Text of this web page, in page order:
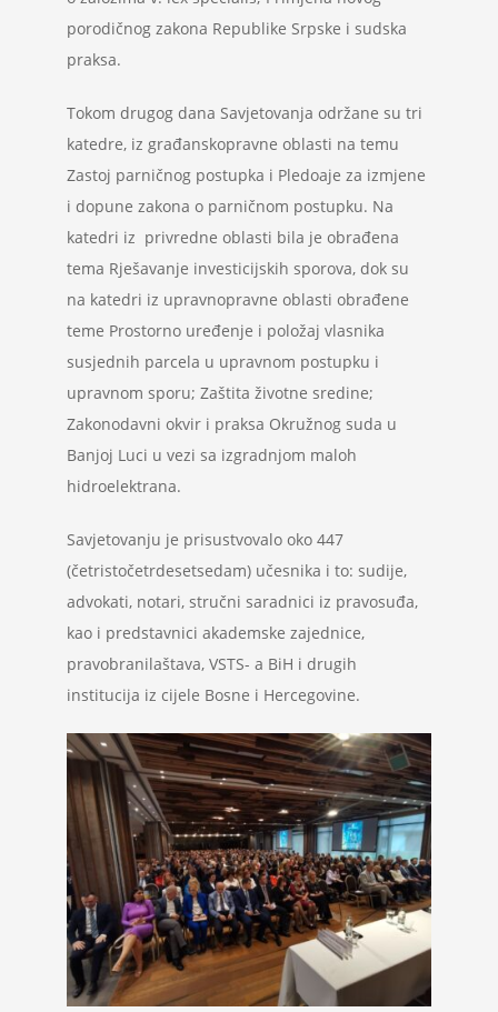
porodičnog zakona Republike Srpske i sudska
praksa.
Tokom drugog dana Savjetovanja održane su tri
katedre, iz građanskopravne oblasti na temu
Zastoj parničnog postupka i Pledoaje za izmjene
i dopune zakona o parničnom postupku. Na
katedri iz privredne oblasti bila je obrađena
tema Rješavanje investicijskih sporova, dok su
na katedri iz upravnopravne oblasti obrađene
teme Prostorno uređenje i položaj vlasnika
susjednih parcela u upravnom postupku i
upravnom sporu; Zaštita životne sredine;
Zakonodavni okvir i praksa Okružnog suda u
Banjoj Luci u vezi sa izgradnjom maloh
hidroelektrana.
Savjetovanju je prisustvovalo oko 447
(četristočetrdesetsedam) učesnika i to: sudije,
advokati, notari, stručni saradnici iz pravosuđa,
kao i predstavnici akademske zajednice,
pravobranilaštava, VSTS- a BiH i drugih
institucija iz cijele Bosne i Hercegovine.